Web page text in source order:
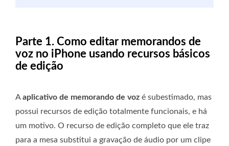
Parte 1. Como editar memorandos de
voz no iPhone usando recursos básicos
de edição
Aaplicativo de memorando de voz é subestimado, mas
possui recursos de edição totalmente funcionais, e há
um motivo. O recurso de edição completo que ele traz
para a mesa substitui a gravação de áudio por um clipe